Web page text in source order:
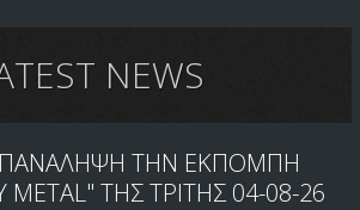
NEWS
ΤΗΝ ΕΚΠΟΜΠΗ
METAL" ΤΗΣ ΤΡΙΤΗΣ 04-08-26